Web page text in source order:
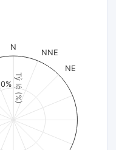
Tỷ lệ (%)
N
NNE
NE
0%